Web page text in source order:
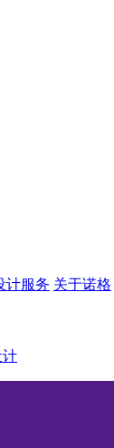
计服务 关于诺格
计